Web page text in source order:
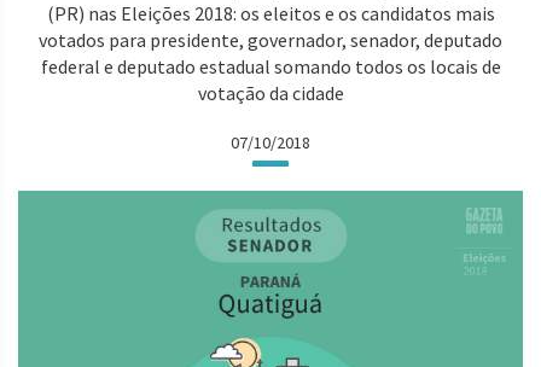
(PR) nas Eleições 2018: os eleitos e os candidatos mais
votados para presidente, governador, senador, deputado
federal e deputado estadual somando todos os locais de
votação da cidade
07/10/2018